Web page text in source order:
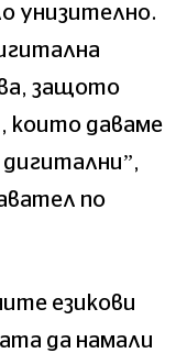
унизително.
защото
които даваме
по
езикови
да намали